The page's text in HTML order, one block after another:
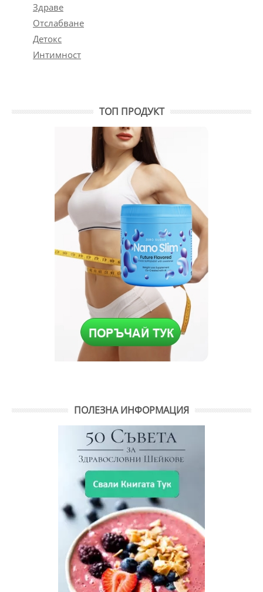
Здраве
Отслабване
Детокс
Интимност
ТОП ПРОДУКТ
ПОЛЕЗНА ИНФОРМАЦИЯ